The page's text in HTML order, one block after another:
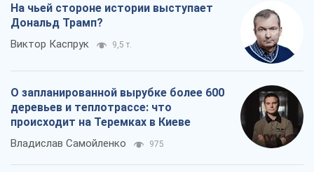
На чьей стороне истории выступает
Дональд Трамп?
Виктор Каспрук 9,5 т.
О запланированной вырубке более 600
деревьев и теплотрассе: что
происходит на Теремках в Киеве
Владислав Самойленко 975